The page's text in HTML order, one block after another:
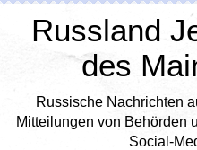
Russland
des
Russische Nachrichten
Mitteilungen von Behörden
Social-